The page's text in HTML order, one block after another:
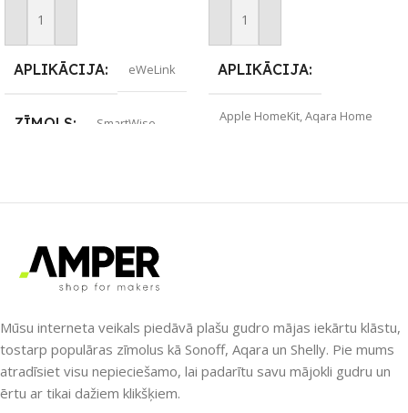
Pievienot Grozam
APLIKĀCIJA eWeLink
ZĪMOLS SmartWise
UZREIZ PIEEJAMAIS
2
Pievienot Grozam
APLIKĀCIJA
Apple HomeKit,Aqara Home
Nē
UZREIZ PIEEJAMAIS
Mūsu interneta veikals piedāvā plašu gudro mājas iekārtu klāstu,
tostarp populāras zīmolus kā Sonoff, Aqara un Shelly. Pie mums
atradīsiet visu nepieciešamo, lai padarītu savu mājokli gudru un
ērtu ar tikai dažiem klikšķiem.